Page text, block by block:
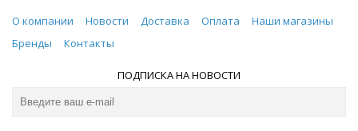
О компании Новости Доставка Оплата
Наши магазины
Бренды
Контакты
ПОДПИСКА НА НОВОСТИ